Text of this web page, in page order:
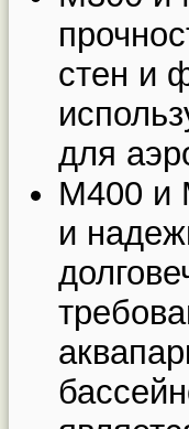
стен и
для
М400 и
и